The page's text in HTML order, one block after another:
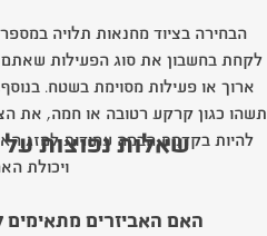
הבחירה בציוד מחנאות תלויה
לקחת בחשבון את סוג הפעילות שאתם
ארוך או פעילות מסוימת בשטח.
תשהו כגון קרקע רטובה או חמה, את
להיות בקדמת הבמה עמידות למזג
ויכולת
שאלות נפוצות
האם האביזרים מתאימים